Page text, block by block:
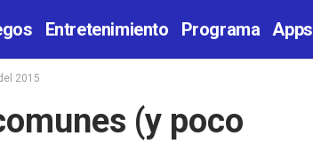
Entretenimiento Programa Apps
2015
(y poco